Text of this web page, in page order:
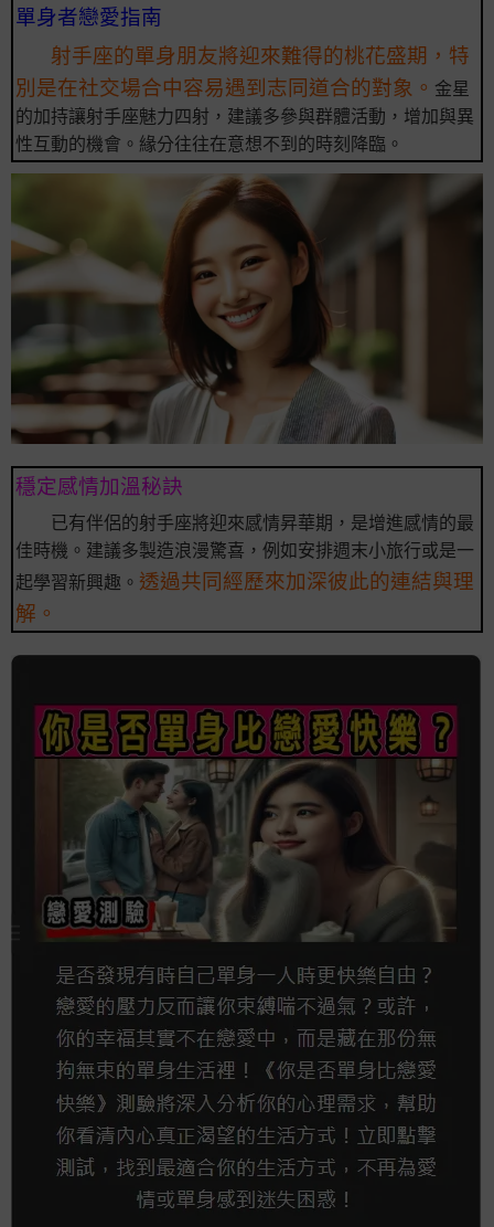
單身者戀愛指南
射手座的單身朋友將迎來難得的桃花盛期，特
別是在社交場合中容易遇到志同道合的對象。 金星
的加持讓射手座魅力四射，建議多參與群體活動，增加與異
性互動的機會。緣分往往在意想不到的時刻降臨。
穩定感情加溫秘訣
已有伴侶的射手座將迎來感情昇華期，是增進感情的最
佳時機。建議多製造浪漫驚喜，例如安排週末小旅行或是一
起學習新興趣。 透過共同經歷來加深彼此的連結與理
解。